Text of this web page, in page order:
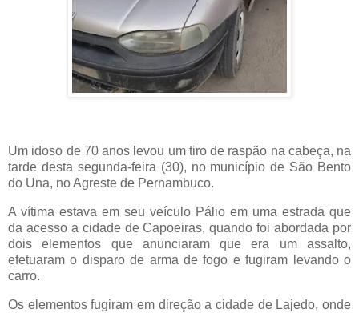
Um idoso de 70 anos levou um tiro de raspão na cabeça, na
tarde desta segunda-feira (30), no município de São Bento
do Una, no Agreste de Pernambuco.
A vítima estava em seu veículo Pálio em uma estrada que
da acesso a cidade de Capoeiras, quando foi abordada por
dois elementos que anunciaram que era um assalto,
efetuaram o disparo de arma de fogo e fugiram levando o
carro.
Os elementos fugiram em direção a cidade de Lajedo, onde